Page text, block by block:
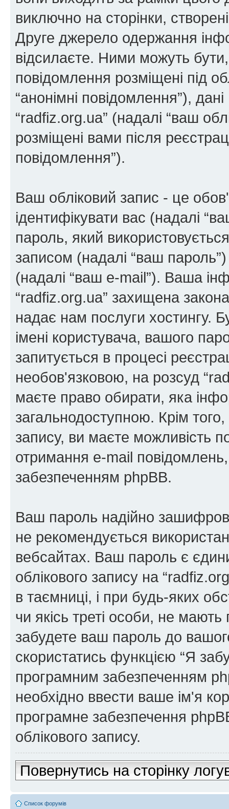
виключно на сторінки,
Друге джерело одержання
відсилаєте. Ними можуть
повідомлення розміщені під
“анонімні повідомлення”),
“radfiz.org.ua” (надалі “ваш
розміщені вами після
повідомлення”).
Ваш обліковий запис - це
ідентифікувати вас (надалі
пароль, який
записом (надалі “ваш
(надалі “ваш e-mail”). Ваша
“radfiz.org.ua” захищена
надає нам послуги хостингу.
імені користувача, вашого
запитується в процесі
необов'язковою, на розсуд
маєте право обирати, яка
загальнодоступною. Крім
запису, ви маєте можливість
отримання e-mail
забезпеченням phpBB.
Ваш пароль надійно
не рекомендується
вебсайтах. Ваш пароль є
облікового запису на
в таємниці, і при будь-яких
чи якісь треті особи, не
забудете ваш пароль до
скористатись функцією “Я
програмним забезпеченням
необхідно ввести ваше ім'я
програмне забезпечення
облікового запису.
Повернутись на сторінку
Список форумів